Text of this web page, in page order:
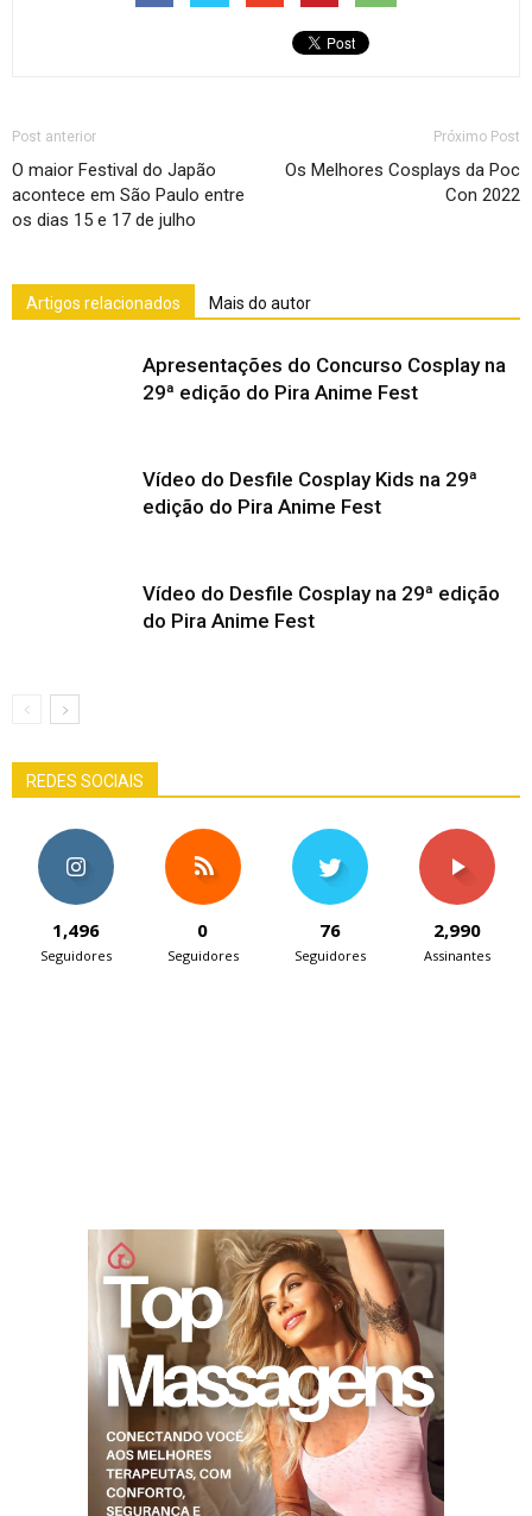
Post anterior
O maior Festival do Japão
acontece em São Paulo entre
os dias 15 e 17 de julho
Próximo Post
Os Melhores Cosplays da Poc
Con 2022
Artigos relacionados Mais do autor
Apresentações do Concurso Cosplay na
29ª edição do Pira Anime Fest
Vídeo do Desfile Cosplay Kids na 29ª
edição do Pira Anime Fest
Vídeo do Desfile Cosplay na 29ª edição
do Pira Anime Fest
REDES SOCIAIS
1,496
Seguidores
0
Seguidores
76
Seguidores
2,990
Assinantes